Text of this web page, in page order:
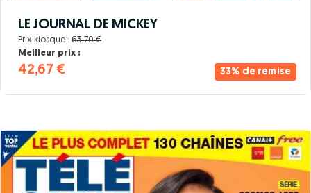
33% de remise
LE JOURNAL DE MICKEY
Prix kiosque : 63,70 €
Meilleur prix :
42,67 €